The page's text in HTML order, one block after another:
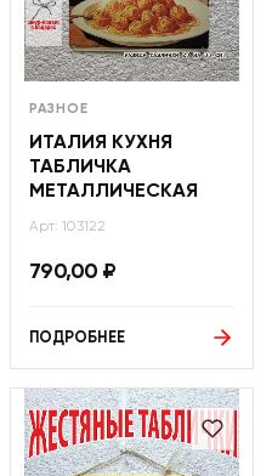
РАЗНОЕ
ИТАЛИЯ КУХНЯ
ТАБЛИЧКА
МЕТАЛЛИЧЕСКАЯ
Арт: 103122
790,00 ₽
ПОДРОБНЕЕ